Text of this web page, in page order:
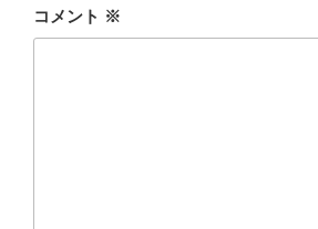
コメント ※